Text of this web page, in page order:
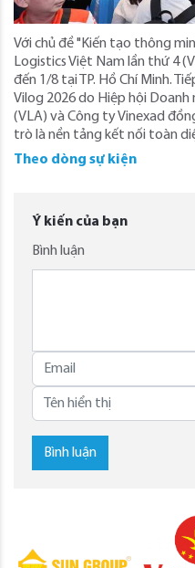
Với chủ đề "Kiến tạo thông
Logistics Việt Nam lần thứ 4
đến 1/8 tại TP. Hồ Chí Minh.
Vilog 2026 do Hiệp hội
(VLA) và Công ty Vinexad
trò là nền tảng kết nối toàn
Theo dòng sự kiện
Ý kiến của bạn
Bình luận
Bình luận